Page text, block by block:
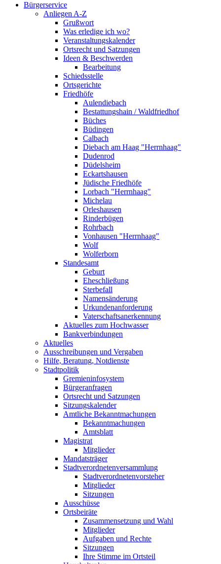
Bürgerservice
Anliegen A-Z
Grußwort
Was erledige ich wo?
Veranstaltungskalender
Ortsrecht und Satzungen
Ideen & Beschwerden
Bearbeitung
Schiedsstelle
Ortsgerichte
Friedhöfe
Aulendiebach
Bestattungshain / Waldfriedhof
Büches
Büdingen
Calbach
Diebach am Haag "Herrnhaag"
Dudenrod
Düdelsheim
Eckartshausen
Jüdische Friedhöfe
Lorbach "Herrnhaag"
Michelau
Orleshausen
Rinderbügen
Rohrbach
Vonhausen "Herrnhaag"
Wolf
Wolferborn
Standesamt
Geburt
Eheschließung
Sterbefall
Namensänderung
Urkundenanforderung
Vaterschaftsanerkennung
Aktuelles zum Hochwasser
Bankverbindungen
Aktuelles
Ausschreibungen und Vergaben
Hilfe, Beratung, Notdienste
Stadtpolitik
Gremieninfosystem
Bürgeranfragen
Ortsrecht und Satzungen
Sitzungskalender
Amtliche Bekanntmachungen
Bekanntmachungen
Amtsblatt
Magistrat
Mitglieder
Mandatsträger
Stadtverordnetenversammlung
Stadtverordnetenvorsteher
Mitglieder
Sitzungen
Ausschüsse
Ortsbeiräte
Zusammensetzung und Wahl
Mitglieder
Aufgaben und Rechte
Sitzungen
Ihre Stimme im Ortsteil